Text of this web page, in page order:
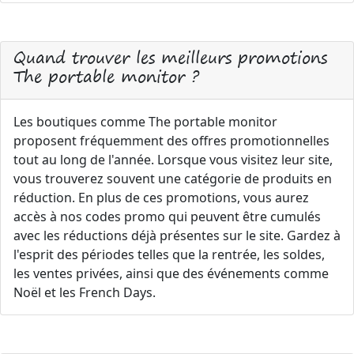
Quand trouver les meilleurs promotions
The portable monitor ?
Les boutiques comme The portable monitor
proposent fréquemment des offres promotionnelles
tout au long de l'année. Lorsque vous visitez leur site,
vous trouverez souvent une catégorie de produits en
réduction. En plus de ces promotions, vous aurez
accès à nos codes promo qui peuvent être cumulés
avec les réductions déjà présentes sur le site. Gardez à
l'esprit des périodes telles que la rentrée, les soldes,
les ventes privées, ainsi que des événements comme
Noël et les French Days.